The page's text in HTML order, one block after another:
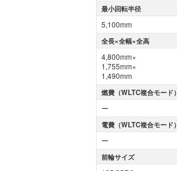
最小回転半径
5,100mm
全長×全幅×全高
4,800mm×
1,755mm×
1,490mm
燃費（WLTC複合モード）
ー
電費（WLTC複合モード）
ー
前輪サイズ